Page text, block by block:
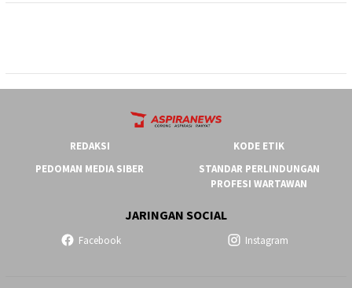
REDAKSI
KODE ETIK
PEDOMAN MEDIA SIBER
STANDAR PERLINDUNGAN
PROFESI WARTAWAN
JARINGAN SOCIAL
Facebook Instagram